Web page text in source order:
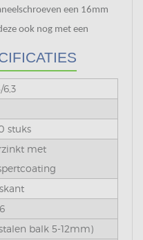
een 16mm
ook nog met een
6,3
stuks
met
balk 5-12mm)